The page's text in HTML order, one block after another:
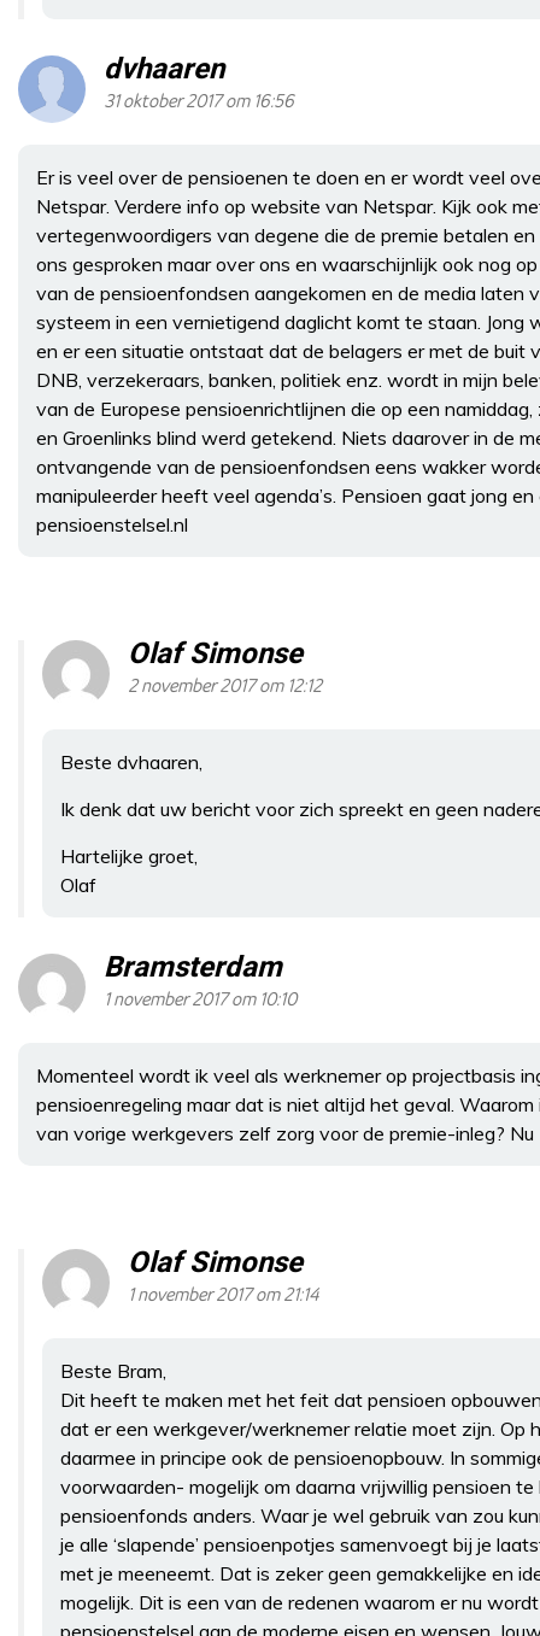
dvhaaren
31 oktober 2017 om 16:56
Er is veel over de pensioenen te doen en er wordt veel
Netspar. Verdere info op website van Netspar. Kijk ook
vertegenwoordigers van degene die de premie betalen
ons gesproken maar over ons en waarschijnlijk ook nog
van de pensioenfondsen aangekomen en de media
systeem in een vernietigend daglicht komt te staan.
en er een situatie ontstaat dat de belagers er met de
DNB, verzekeraars, banken, politiek enz. wordt in mijn
van de Europese pensioenrichtlijnen die op een
en Groenlinks blind werd getekend. Niets daarover in de
ontvangende van de pensioenfondsen eens wakker
manipuleerder heeft veel agenda’s. Pensioen gaat jong
pensioenstelsel.nl
Olaf Simonse
2 november 2017 om 12:12
Beste dvhaaren,
Ik denk dat uw bericht voor zich spreekt en geen
Hartelijke groet,
Olaf
Bramsterdam
1 november 2017 om 10:10
Momenteel wordt ik veel als werknemer op projectbasis
pensioenregeling maar dat is niet altijd het geval.
van vorige werkgevers zelf zorg voor de premie-inleg?
Olaf Simonse
1 november 2017 om 21:14
Beste Bram,
Dit heeft te maken met het feit dat pensioen
dat er een werkgever/werknemer relatie moet zijn.
daarmee in principe ook de pensioenopbouw. In
voorwaarden- mogelijk om daarna vrijwillig pensioen
pensioenfonds anders. Waar je wel gebruik van zou
je alle ‘slapende’ pensioenpotjes samenvoegt bij je
met je meeneemt. Dat is zeker geen gemakkelijke en
mogelijk. Dit is een van de redenen waarom er nu
pensioenstelsel aan de moderne eisen en wensen.